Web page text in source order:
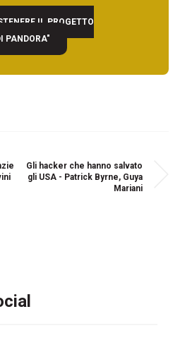
IL PROGETTO
PANDORA"
Gli hacker che hanno salvato
gli USA - Patrick Byrne, Guya
Mariani